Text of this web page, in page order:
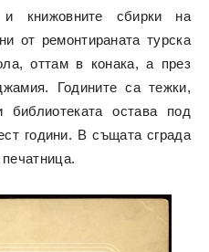
книжовните сбирки на
от ремонтираната турска
оттам в конака, а през
Годините са тежки,
библиотеката остава под
години. В същата сграда